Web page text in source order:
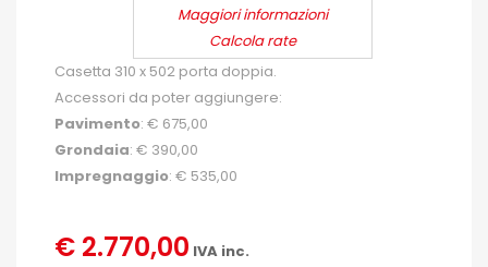
Maggiori informazioni
Calcola rate
Casetta 310 x 502 porta doppia.
Accessori da poter aggiungere:
Pavimento: € 675,00
Grondaia: € 390,00
Impregnaggio: € 535,00
€ 2.770,00 IVA inc.